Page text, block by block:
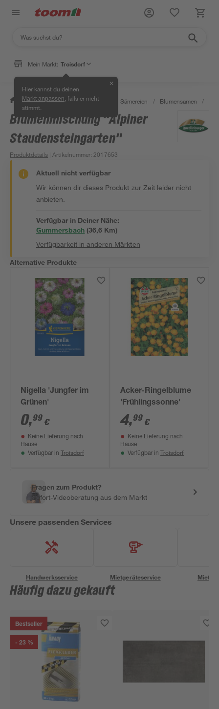
Mein Markt: Troisdorf
Hier kannst du deinen
Markt anpassen , falls er nicht
stimmt.
✕
/ Garten & Freizeit / Pflanzen Sämereien / Blumensamen /
Blumenmischung "Alpiner
Staudensteingarten"
Produktdetails | Artikelnummer: 2017653
Aktuell nicht verfügbar
Wir können dir dieses Produkt zur Zeit leider nicht
anbieten.
Verfügbar in Deiner Nähe:
Gummersbach (36,6 Km)
Verfügbarkeit in anderen Märkten
Alternative Produkte
Nigella 'Jungfer im
Grünen'
0,99 €
Keine Lieferung nach
Hause
Verfügbar in Troisdorf
Acker-Ringelblume
'Frühlingssonne'
4,99 €
Keine Lieferung nach
Hause
Verfügbar in Troisdorf
Fragen zum Produkt?
Sofort-Videoberatung aus dem Markt
Unsere passenden Services
Handwerksservice Mietgeräteservice
Häufig dazu gekauft
Bestseller
- 23 %